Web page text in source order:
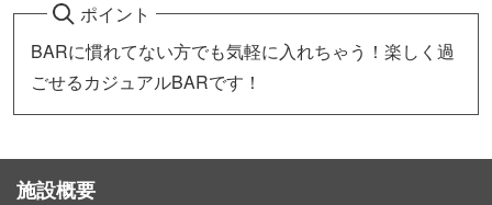
ポイント
BARに慣れてない方でも気軽に入れちゃう！楽しく過
ごせるカジュアルBARです！
施設概要